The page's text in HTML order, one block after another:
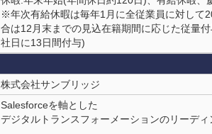
※年次有給休暇は毎年1月に全従業員に対して
合は12月末までの見込在籍期間に応じた従量
社日に13日間付与)
株式会社サンブリッジ
Salesforceを軸とした
デジタルトランスフォーメーションのリーディ